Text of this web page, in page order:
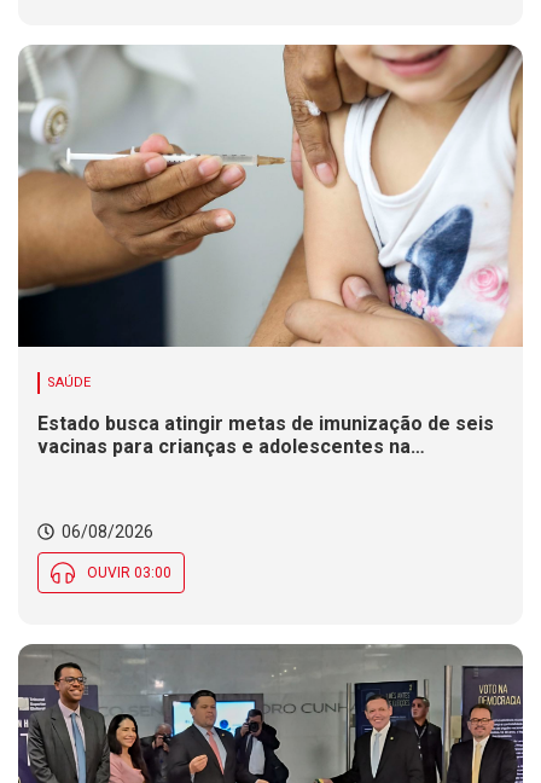
SAÚDE
Estado busca atingir metas de imunização de seis
vacinas para crianças e adolescentes na
06/08/2026
OUVIR 03:00